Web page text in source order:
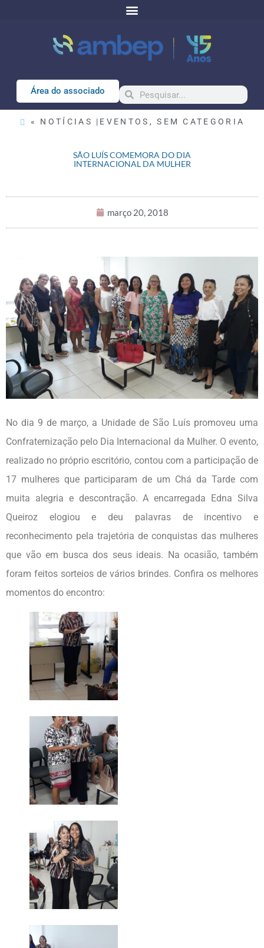
Área do associado
« NOTÍCIAS | EVENTOS ,SEM CATEGORIA
SÃO LUÍS COMEMORA DO DIA
INTERNACIONAL DA MULHER
março 20, 2018
No dia 9 de março, a Unidade de São Luís promoveu uma
Confraternização pelo Dia Internacional da Mulher. O evento,
realizado no próprio escritório, contou com a participação de
17 mulheres que participaram de um Chá da Tarde com
muita alegria e descontração. A encarregada Edna Silva
Queiroz elogiou e deu palavras de incentivo e
reconhecimento pela trajetória de conquistas das mulheres
que vão em busca dos seus ideais. Na ocasião, também
foram feitos sorteios de vários brindes. Confira os melhores
momentos do encontro: